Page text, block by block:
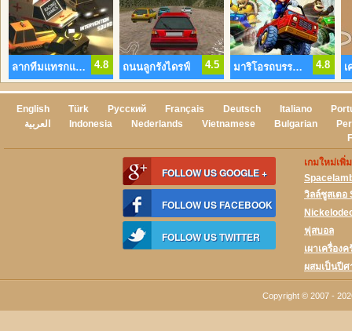
4.8
ลากทีมแทรกแซง 4.5
ถนนลูกรังไดรฟ์ 4.8
มาริโอรถบรรทุกสงคราม
English Türk Русский Français Deutsch Italiano
العربية
Indonesia Nederlands Vietnamese Bulgarian
FOLLOW US GOOGLE +
FOLLOW US FACEBOOK
FOLLOW US TWITTER
เกมใหม่เพิ่ม
วิลล์ชูสเตอ
ฟุสบอล
เผาเครื่องค
ผสมเป็นปีศ
Copyright © 2007 -